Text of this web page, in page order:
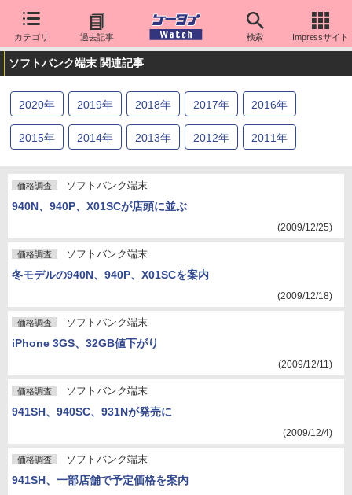
カテゴリ 過去記事 検索 Impressサイト
ソフトバンク端末 関連記事
2020年 2019年 2018年 2017年 2016年
2015年 2014年 2013年 2012年 2011年
価格調査 ソフトバンク端末
940N、940P、X01SCが店頭に並ぶ
(2009/12/25)
価格調査 ソフトバンク端末
冬モデルの940N、940P、X01SCを案内
(2009/12/18)
価格調査 ソフトバンク端末
iPhone 3GS、32GB値下がり
(2009/12/11)
価格調査 ソフトバンク端末
941SH、940SC、931Nが発売に
(2009/12/4)
価格調査 ソフトバンク端末
941SH、一部店舗で予定価格を案内